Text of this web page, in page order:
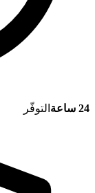
24 ساعة التوفّر